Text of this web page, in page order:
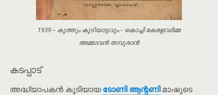
1939 – കൂത്തും കൂടിയാട്ടവും – കൊച്ചി കേരളവർമ്മ
അമ്മാവൻ തമ്പുരാൻ
കടപ്പാട്
അദ്ധ്യാപകൻ കൂടിയായടോണി ആന്റണിമാഷുടെ